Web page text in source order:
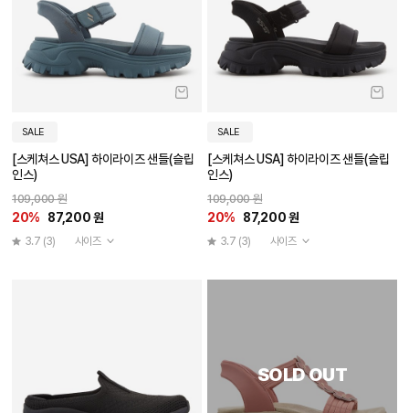
SALE
[스케쳐스 USA] 하이라이즈 샌들(슬립
인스)
109,000 원
20% 87,200 원
3.7 (3) 사이즈
SALE
[스케쳐스 USA] 하이라이즈 샌들(슬립
인스)
109,000 원
20% 87,200 원
3.7 (3) 사이즈
SOLD OUT